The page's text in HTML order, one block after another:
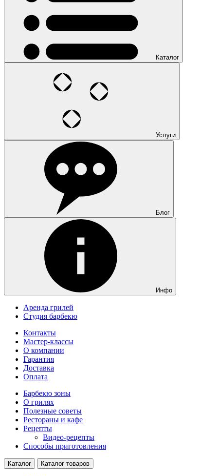
Каталог
Услуги
Блог
Инфо
Аренда грилей
Студия барбекю
Контакты
Мастер-классы
О компании
Гарантия
Доставка
Оплата
Барбекю зоны
О грилях
Полезные советы
Рестораны и кафе
Рецепты
Видео-рецепты
Способы приготовления
Каталог Каталог товаров